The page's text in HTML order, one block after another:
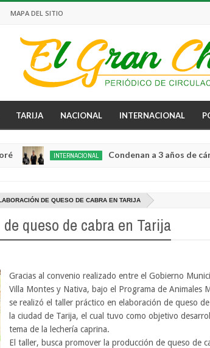
MAPA DEL SITIO
TARIJA NACIONAL INTERNACIONAL
INTERNACIONAL Condenan a 3 años de cárcel
DE QUESO DE CABRA EN TARIJA
queso de cabra en Tarija
Gracias al convenio realizado entre el Gobierno
Villa Montes y Nativa, bajo el Programa de Animales
se realizó el taller práctico en elaboración de queso
la ciudad de Tarija, el cual tuvo como objetivo
tema de la lechería caprina.
El taller, busca promover la producción de queso de